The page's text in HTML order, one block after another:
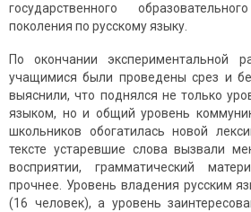
государственного
поколения по русскому языку.
По окончании экспериментальной
учащимися были проведены срез и
выяснили, что поднялся не только
языком, но и общий уровень
школьников обогатилась новой
тексте устаревшие слова вызвали
восприятии, грамматический
прочнее. Уровень владения русским
(16 человек), а уровень